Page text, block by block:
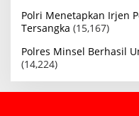
Polri Menetapkan Irjen
Tersangka (15,167)
Polres Minsel Berhasil
(14,224)